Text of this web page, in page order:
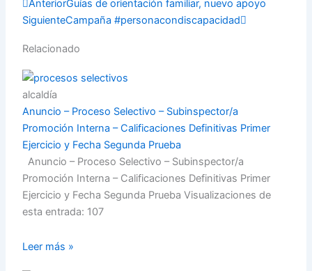
Prev
AnteriorGuías de orientación familiar, nuevo apoyo
SiguienteCampaña #personacondiscapacidad
Next
Relacionado
alcaldía
Anuncio – Proceso Selectivo – Subinspector/a
Promoción Interna – Calificaciones Definitivas Primer
Ejercicio y Fecha Segunda Prueba
Anuncio – Proceso Selectivo – Subinspector/a
Promoción Interna – Calificaciones Definitivas Primer
Ejercicio y Fecha Segunda Prueba Visualizaciones de
esta entrada: 107
Leer más »